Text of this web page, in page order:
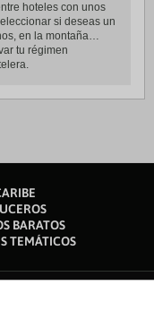
hoteles con unos
si deseas un
en la montaña…
tu régimen
BARATOS
TEMÁTICOS